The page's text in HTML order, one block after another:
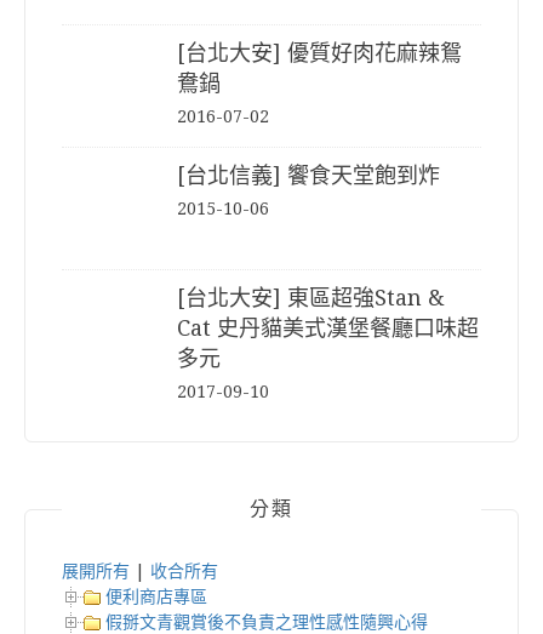
[台北大安] 優質好肉花麻辣鴛
鴦鍋
2016-07-02
[台北信義] 饗食天堂飽到炸
2015-10-06
[台北大安] 東區超強Stan &
Cat 史丹貓美式漢堡餐廳口味超
多元
2017-09-10
分類
展開所有
收合所有
便利商店專區
假掰文青觀賞後不負責之理性感性隨興心得